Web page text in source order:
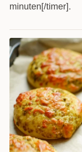
minuten[/timer].